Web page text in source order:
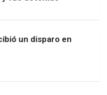
un disparo en